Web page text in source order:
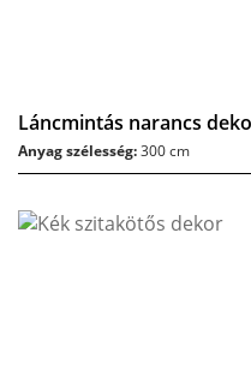
Láncmintás narancs
Anyag szélesség:300 cm